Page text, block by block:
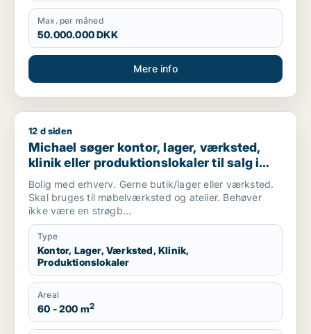
Max. per måned
50.000.000 DKK
Mere info
Michael søger kontor, lager, værksted, klinik eller
12 d siden
Michael søger kontor, lager, værksted,
klinik eller produktionslokaler til salg i
København, Kongens Lyngby eller
Gentofte m.fl.
Bolig med erhverv. Gerne butik/lager eller værksted.
Skal bruges til møbelværksted og atelier. Behøver
ikke være en strøgb...
Type
Kontor, Lager, Værksted, Klinik,
Produktionslokaler
Areal
60 - 200 m2